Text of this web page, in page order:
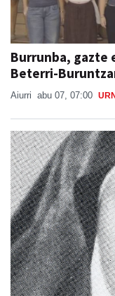
Burrunba, gazte
Beterri-
Aiurri abu 07, 07:00